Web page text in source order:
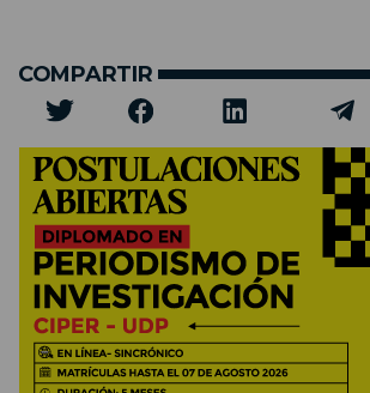
COMPARTIR